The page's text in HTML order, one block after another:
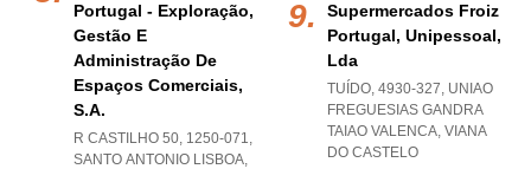
Portugal - Exploração,
Gestão E
Administração De
Espaços Comerciais,
S.a.
R CASTILHO 50, 1250-071,
SANTO ANTONIO LISBOA,
Supermercados Froiz
Portugal, Unipessoal,
Lda
TUÍDO, 4930-327, UNIAO
FREGUESIAS GANDRA
TAIAO VALENCA, VIANA
DO CASTELO